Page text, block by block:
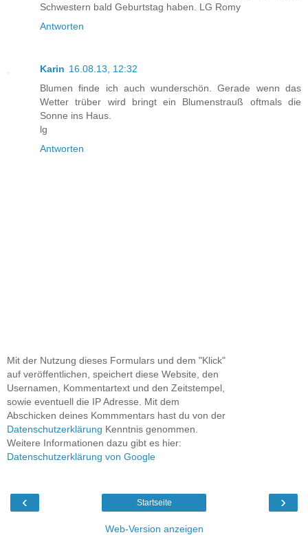
Schwestern bald Geburtstag haben. LG Romy
Antworten
Karin 16.08.13, 12:32
Blumen finde ich auch wunderschön. Gerade wenn das
Wetter trüber wird bringt ein Blumenstrauß oftmals die
Sonne ins Haus.
lg
Antworten
Mit der Nutzung dieses Formulars und dem "Klick"
auf veröffentlichen, speichert diese Website, den
Usernamen, Kommentartext und den Zeitstempel,
sowie eventuell die IP Adresse. Mit dem
Abschicken deines Kommmentars hast du von der
Datenschutzerklärung Kenntnis genommen.
Weitere Informationen dazu gibt es hier:
Datenschutzerklärung von Google
‹ ›
Startseite
Web-Version anzeigen